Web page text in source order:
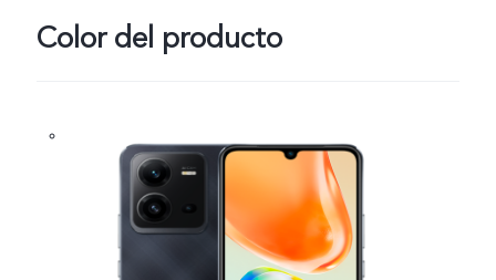
Color del producto